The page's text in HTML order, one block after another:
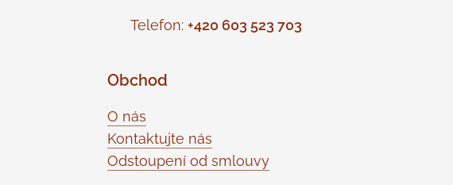
Telefon: +420 603 523 703
Obchod
O nás
Kontaktujte nás
Odstoupení od smlouvy